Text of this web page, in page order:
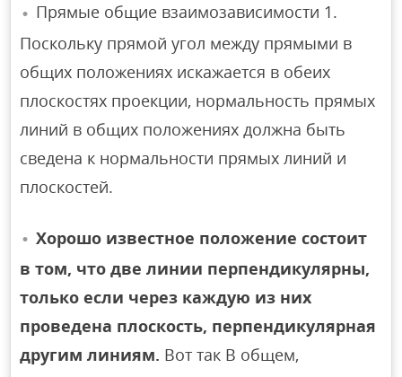
Прямые общие взаимозависимости 1.
Поскольку прямой угол между прямыми в
общих положениях искажается в обеих
плоскостях проекции, нормальность прямых
линий в общих положениях должна быть
сведена к нормальности прямых линий и
плоскостей.
Хорошо известное положение состоит
в том, что две линии перпендикулярны,
только если через каждую из них
проведена плоскость, перпендикулярная
другим линиям. Вот так В общем,